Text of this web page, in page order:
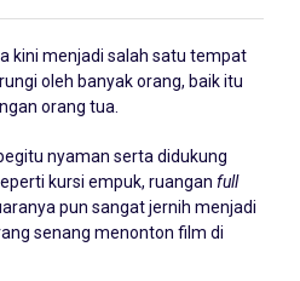
kini menjadi salah satu tempat
oleh banyak orang, baik itu
orang tua.
nyaman serta didukung
kursi empuk, ruangan full
pun sangat jernih menjadi
senang menonton film di